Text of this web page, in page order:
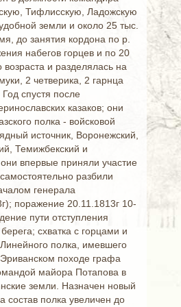
Тифлисскую, Ладожскую
земли и около 25 тыс.
до занятия кордона по р.
набегов горцев и по 20
и разделялась на
2 четверика, 2 гарнца
спустя после
казаков; они
полка - войсковой
источник, Воронежский,
Темижбекский и
впервые приняли участие
разбили
генерала
поражение 20.11.1813г 10-
пути отступления
схватка с горцами и
полка, имевшего
походе графа
майора Потапова в
земли. Назначен новый
полка увеличен до